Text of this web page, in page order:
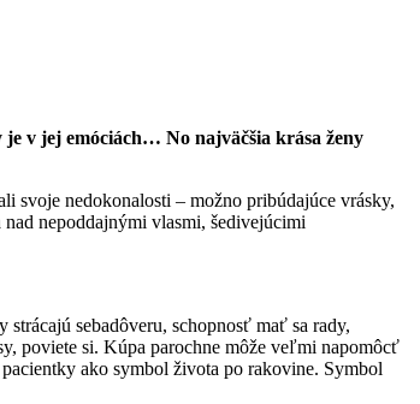
v jej emóciách… No najväčšia krása ženy
svoje nedokonalosti – možno pribúdajúce vrásky,
nepoddajnými vlasmi, šedivejúcimi
sebadôveru, schopnosť mať sa rady,
poviete si. Kúpa parochne môže veľmi napomôcť
ako symbol života po rakovine. Symbol